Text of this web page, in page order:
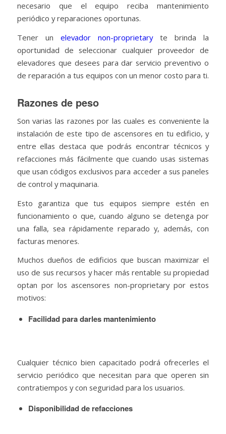
necesario que el equipo reciba mantenimiento
periódico y reparaciones oportunas.
Tener un elevador non-proprietaryte brinda la
oportunidad de seleccionar cualquier proveedor de
elevadores que desees para dar servicio preventivo o
de reparación a tus equipos con un menor costo para ti.
Razones de peso
Son varias las razones por las cuales es conveniente la
instalación de este tipo de ascensores en tu edificio, y
entre ellas destaca que podrás encontrar técnicos y
refacciones más fácilmente que cuando usas sistemas
que usan códigos exclusivos para acceder a sus paneles
de control y maquinaria.
Esto garantiza que tus equipos siempre estén en
funcionamiento o que, cuando alguno se detenga por
una falla, sea rápidamente reparado y, además, con
facturas menores.
Muchos dueños de edificios que buscan maximizar el
uso de sus recursos y hacer más rentable su propiedad
optan por los ascensores non-proprietary por estos
motivos:
Facilidad para darles mantenimiento
Cualquier técnico bien capacitado podrá ofrecerles el
servicio periódico que necesitan para que operen sin
contratiempos y con seguridad para los usuarios.
Disponibilidad de refacciones